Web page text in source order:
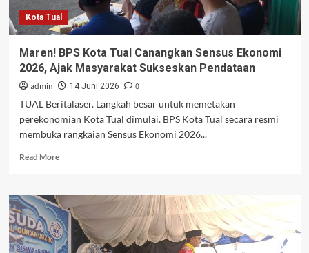
Pemerintahan
Kota Tual
Maren! BPS Kota Tual Canangkan Sensus Ekonomi
2026, Ajak Masyarakat Sukseskan Pendataan
admin 14 Juni 2026
0
TUAL Beritalaser. Langkah besar untuk memetakan
perekonomian Kota Tual dimulai. BPS Kota Tual secara resmi
membuka rangkaian Sensus Ekonomi 2026...
Read MoreRead
Maren!
BPS
Kota
Tual
Canangkan